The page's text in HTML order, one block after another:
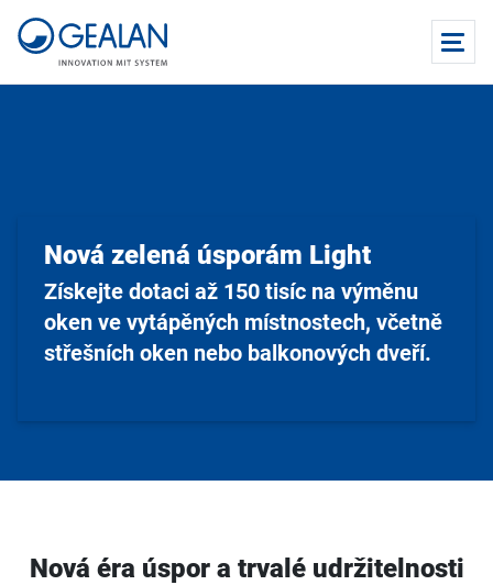
Nová zelená úsporám Light
Získejte dotaci až 150 tisíc na výměnu
oken ve vytápěných místnostech, včetně
střešních oken nebo balkonových dveří.
Nová éra úspor a trvalé udržitelnosti